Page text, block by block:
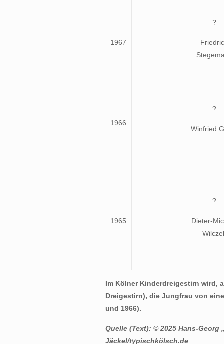
1967
?
1966
?
Winfried
1965
?
Dieter-
Im Kölner Kinderdreigestirn wird,
Dreigestirn), die Jungfrau von
und 1966).
Quelle (Text): © 2025 Hans-Georg
Jäckel/typischkölsch.de